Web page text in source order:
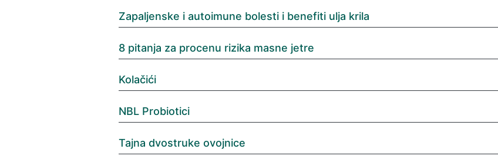
Zapaljenske i autoimune bolesti i benefiti ulja krila
8 pitanja za procenu rizika masne jetre
Kolačići
NBL Probiotici
Tajna dvostruke ovojnice